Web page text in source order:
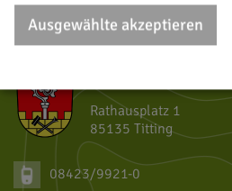
48°59'44.02''N
Rathausplatz 1
85135 Titting
08423/9921-0
Ausgewählte akzeptieren